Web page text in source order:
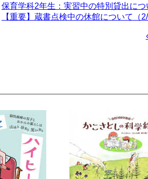
保育学科2年生：実習中の特別貸出に
【重要】蔵書点検中の休館について（